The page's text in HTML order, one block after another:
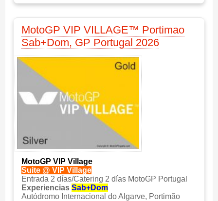
MotoGP VIP VILLAGE™ Portimao
Sab+Dom, GP Portugal 2026
MotoGP VIP Village
Suite @ VIP Village
Entrada 2 días/Catering 2 días MotoGP Portugal
Experiencias Sab+Dom
Autódromo Internacional do Algarve, Portimão